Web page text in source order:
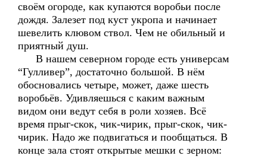
своём огороде, как купаются воробьи после
дождя. Залезет под куст укропа и начинает
шевелить клювом ствол. Чем не обильный и
приятный душ.
В нашем северном городе есть универсам
“Гулливер”, достаточно большой. В нём
обосновались четыре, может, даже шесть
воробьёв. Удивляешься с каким важным
видом они ведут себя в роли хозяев. Всё
время прыг-скок, чик-чирик, прыг-скок, чик-
чирик. Надо же подвигаться и пообщаться. В
конце зала стоят открытые мешки с зерном: